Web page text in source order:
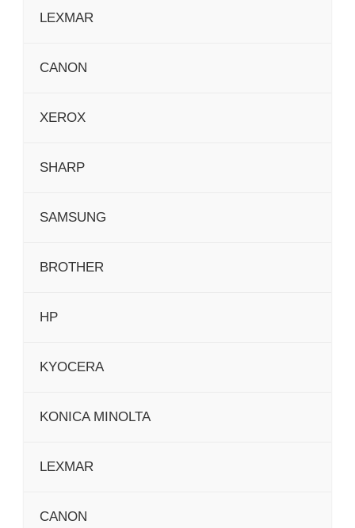
LEXMAR
CANON
XEROX
SHARP
SAMSUNG
BROTHER
HP
KYOCERA
KONICA MINOLTA
LEXMAR
CANON